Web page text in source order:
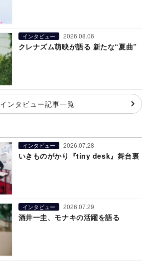
インタビュー 2026.08.06
クレナズム萌映が語る 新たな“夏曲”
インタビュー記事一覧
インタビュー 2026.07.28
いきものがかり『tiny desk』舞台裏
インタビュー 2026.07.29
酒井一圭、モナキの活躍を語る